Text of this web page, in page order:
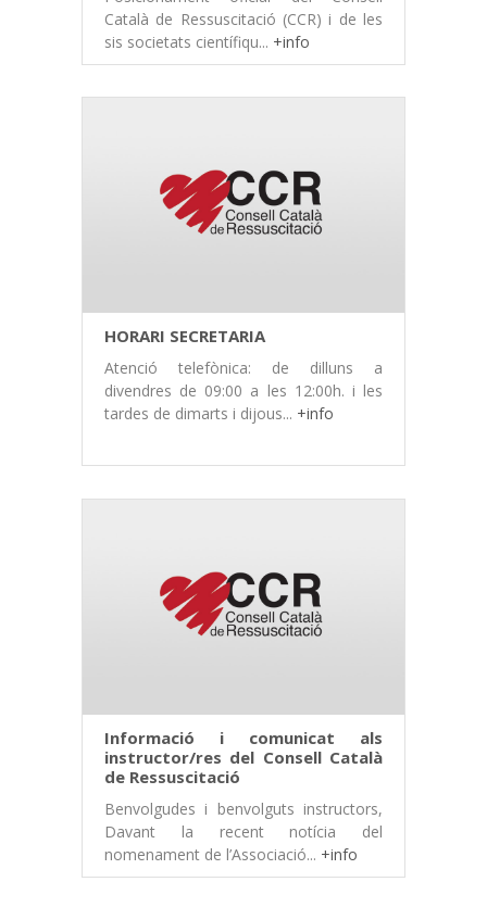
Català de Ressuscitació (CCR) i de les
sis societats científiqu... +info
HORARI SECRETARIA
Atenció telefònica: de dilluns a
divendres de 09:00 a les 12:00h. i les
tardes de dimarts i dijous... +info
Informació i comunicat als
instructor/res del Consell Català
de Ressuscitació
Benvolgudes i benvolguts instructors,
Davant la recent notícia del
nomenament de l’Associació... +info